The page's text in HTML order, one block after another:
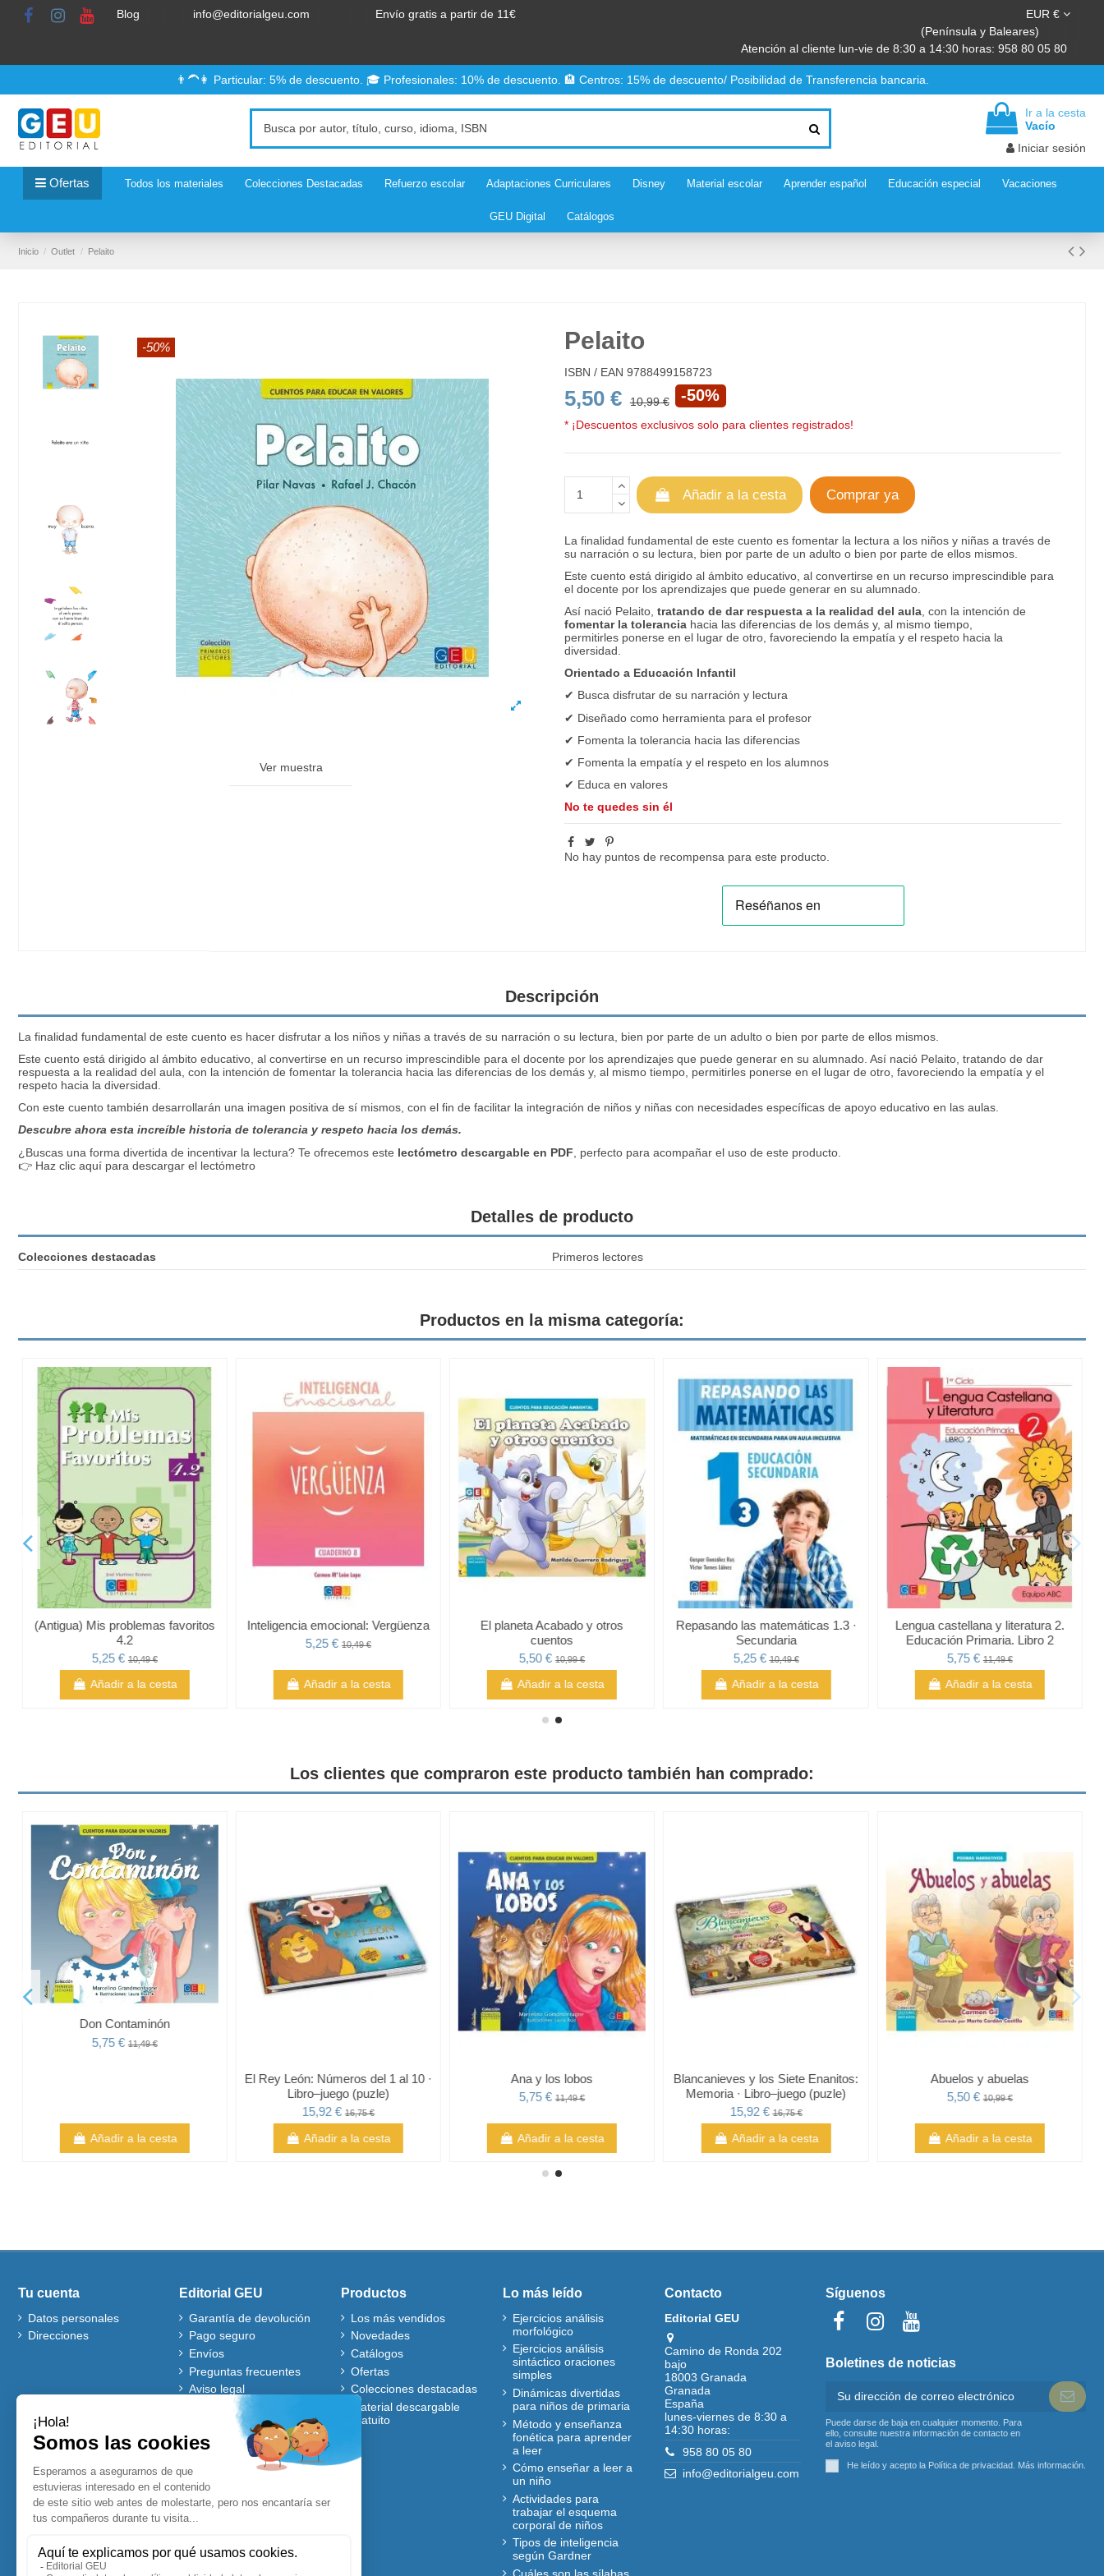
Blog info@editorialgeu.com Envío gratis a partir de 11€
EUR €
(Península y Baleares)
Atención al cliente lun-vie de 8:30 a 14:30 horas: 958 80 05 80
👨‍🦱👩 Particular: 5% de descuento. 🎓 Profesionales: 10% de descuento. 🏨 Centros: 15% de descuento/ Posibilidad de Transferencia bancaria.
Ir a la cesta
Vacío
Iniciar sesión
Ofertas Todos los materiales Colecciones Destacadas Refuerzo escolar Adaptaciones Curriculares Disney Material escolar Aprender español Educación especial Vacaciones
GEU Digital Catálogos
Inicio Outlet Pelaito
-50%
Ver muestra
Pelaito
ISBN / EAN 9788499158723
5,50 € 10,99 € -50%
* ¡Descuentos exclusivos solo para clientes registrados!
Añadir a la cesta Comprar ya
La finalidad fundamental de este cuento es fomentar la lectura a los niños y niñas a través de
su narración o su lectura, bien por parte de un adulto o bien por parte de ellos mismos.
Este cuento está dirigido al ámbito educativo, al convertirse en un recurso imprescindible para
el docente por los aprendizajes que puede generar en su alumnado.
Así nació Pelaito, tratando de dar respuesta a la realidad del aula, con la intención de
fomentar la toleranciahacia las diferencias de los demás y, al mismo tiempo,
permitirles ponerse en el lugar de otro, favoreciendo la empatía y el respeto hacia la
diversidad.
Orientado a Educación Infantil
✔ Busca disfrutar de su narración y lectura
✔ Diseñado como herramienta para el profesor
✔ Fomenta la tolerancia hacia las diferencias
✔ Fomenta la empatía y el respeto en los alumnos
✔ Educa en valores
No te quedes sin él
No hay puntos de recompensa para este producto.
Descripción
La finalidad fundamental de este cuento es hacer disfrutar a los niños y niñas a través de su narración o su lectura, bien por parte de un adulto o bien por parte de ellos mismos.
Este cuento está dirigido al ámbito educativo, al convertirse en un recurso imprescindible para el docente por los aprendizajes que puede generar en su alumnado. Así nació Pelaito, tratando de dar
respuesta a la realidad del aula, con la intención de fomentar la tolerancia hacia las diferencias de los demás y, al mismo tiempo, permitirles ponerse en el lugar de otro, favoreciendo la empatía y el
respeto hacia la diversidad.
Con este cuento también desarrollarán una imagen positiva de sí mismos, con el fin de facilitar la integración de niños y niñas con necesidades específicas de apoyo educativo en las aulas.
Descubre ahora esta increíble historia de tolerancia y respeto hacia los demás.
¿Buscas una forma divertida de incentivar la lectura? Te ofrecemos este lectómetro descargable en PDF , perfecto para acompañar el uso de este producto.
👉 Haz clic aquí para descargar el lectómetro
Detalles de producto
Colecciones destacadas Primeros lectores
Productos en la misma categoría:
(Antigua) Mis problemas favoritos
4.2
5,25 €10,49 €
Añadir a la cesta
Inteligencia emocional: Vergüenza
5,25 € 10,49 €
Añadir a la cesta
El planeta Acabado y otros
cuentos
5,50 €10,99 €
Añadir a la cesta
Repasando las matemáticas 1.3 ·
Secundaria
5,25 €10,49 €
Añadir a la cesta
Lengua castellana y literatura 2.
Educación Primaria. Libro 2
5,75 €11,49 €
Añadir a la cesta
Los clientes que compraron este producto también han comprado:
Don Contaminón
5,75 €11,49 €
Añadir a la cesta
El Rey León: Números del 1 al 10 ·
Libro–juego (puzle)
15,92 € 16,75 €
Añadir a la cesta
Ana y los lobos
5,75 €11,49 €
Añadir a la cesta
Blancanieves y los Siete Enanitos:
Memoria · Libro–juego (puzle)
15,92 €16,75 €
Añadir a la cesta
Abuelos y abuelas
5,50 €10,99 €
Añadir a la cesta
Tu cuenta
Datos personales
Direcciones
Editorial GEU
Garantía de devolución
Pago seguro
Envíos
Preguntas frecuentes
Aviso legal
Quiénes somos
Política de cookies
Autores
Ventajas de comprar en
nuestra web
Cuentos Disney
Accesibles para Todos
Planificadores y
Lecturas comprensivas
Productos
Los más vendidos
Novedades
Catálogos
Ofertas
Colecciones destacadas
Material descargable
gratuito
Lo más leído
Ejercicios análisis
morfológico
Ejercicios análisis
sintáctico oraciones
simples
Dinámicas divertidas
para niños de primaria
Método y enseñanza
fonética para aprender
a leer
Cómo enseñar a leer a
un niño
Actividades para
trabajar el esquema
corporal de niños
Tipos de inteligencia
según Gardner
Contacto
Editorial GEU
Camino de Ronda 202
bajo
18003 Granada
Granada
España
lunes-viernes de 8:30 a
14:30 horas:
958 80 05 80
info@editorialgeu.com
Síguenos
Boletines de noticias
Puede darse de baja en cualquier momento. Para
ello, consulte nuestra información de contacto en
el aviso legal.
He leído y acepto la Política de privacidad. Más información